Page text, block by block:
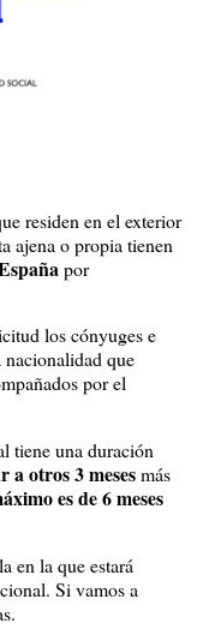
residen en el exterior
ajena o propia tienen
por
los cónyuges e
nacionalidad que
por el
tiene una duración
a otros 3 mesesmás
es de 6 meses
en la que estará
Si vamos a